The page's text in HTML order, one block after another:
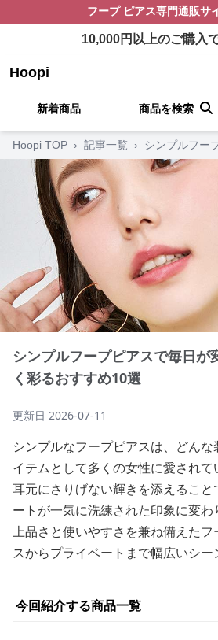
フープ ピアス専門通販サ
10,000円以上のご購入
Hoopi
新着商品 商品を検索
Hoopi TOP › 記事一覧 › シンプルフー
シンプルフープピアスで毎日が
く彩るおすすめ10選
更新日 2026-07-11
シンプルなフープピアスは、どん
イテムとして多くの女性に愛されて
耳元にさりげない輝きを添えるこ
ートが一気に洗練された印象に変わ
上品さと使いやすさを兼ね備えたフ
スからプライベートまで幅広いシー
今回紹介する商品一覧